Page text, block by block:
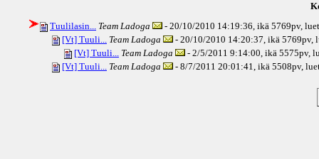
Tuulilasin... Team Ladoga - 20/10/2010 14:19:36, ikä 5769pv,
[Vt] Tuuli... Team Ladoga - 20/10/2010 14:20:37, ikä 5769pv,
[Vt] Tuuli... Team Ladoga - 2/5/2011 9:14:00, ikä 5575pv,
[Vt] Tuuli... Team Ladoga - 8/7/2011 20:01:41, ikä 5508pv,